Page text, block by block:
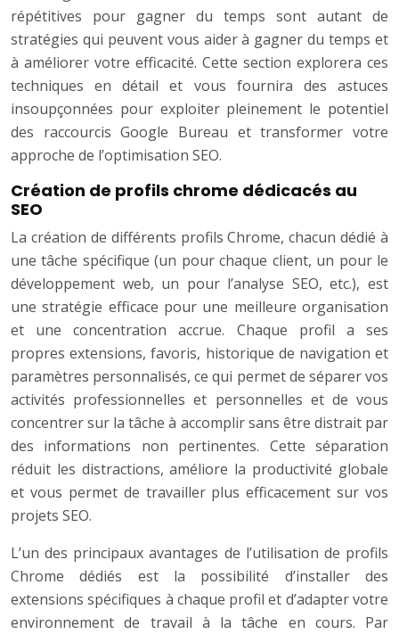
répétitives pour gagner du temps sont autant de
stratégies qui peuvent vous aider à gagner du temps et
à améliorer votre efficacité. Cette section explorera ces
techniques en détail et vous fournira des astuces
insoupçonnées pour exploiter pleinement le potentiel
des raccourcis Google Bureau et transformer votre
approche de l’optimisation SEO.
Création de profils chrome dédicacés au
SEO
La création de différents profils Chrome, chacun dédié à
une tâche spécifique (un pour chaque client, un pour le
développement web, un pour l’analyse SEO, etc.), est
une stratégie efficace pour une meilleure organisation
et une concentration accrue. Chaque profil a ses
propres extensions, favoris, historique de navigation et
paramètres personnalisés, ce qui permet de séparer vos
activités professionnelles et personnelles et de vous
concentrer sur la tâche à accomplir sans être distrait par
des informations non pertinentes. Cette séparation
réduit les distractions, améliore la productivité globale
et vous permet de travailler plus efficacement sur vos
projets SEO.
L’un des principaux avantages de l’utilisation de profils
Chrome dédiés est la possibilité d’installer des
extensions spécifiques à chaque profil et d’adapter votre
environnement de travail à la tâche en cours. Par